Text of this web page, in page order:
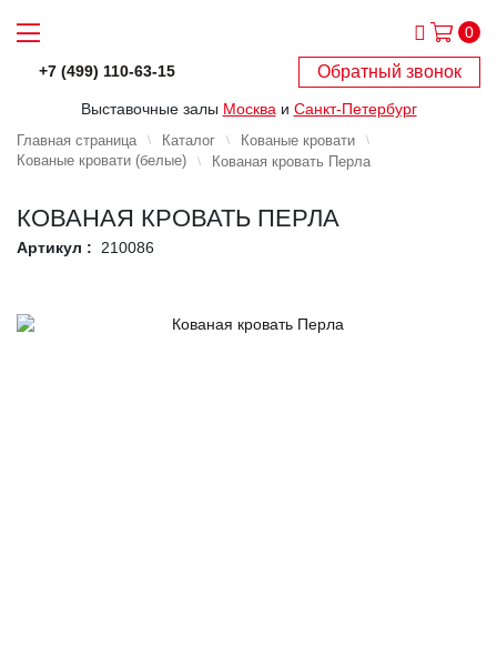
0
+7 (499) 110-63-15 Обратный звонок
Выставочные залы Москва и Санкт-Петербург
Главная страница Каталог
Кованые кровати
Кованые кровати (белые)
Кованая кровать Перла
КОВАНАЯ КРОВАТЬ ПЕРЛА
Артикул : 210086